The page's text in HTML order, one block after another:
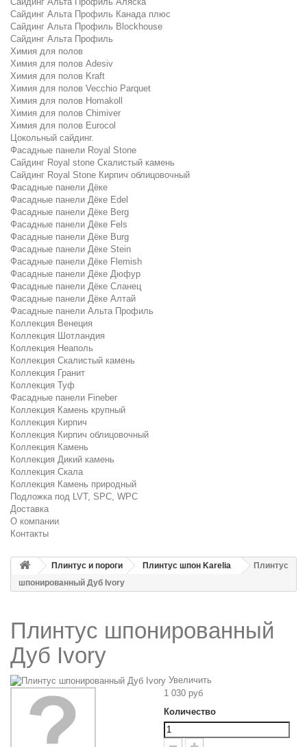
Сайдинг Альта Профиль Канада плюс
Сайдинг Альта Профиль Blockhouse
Сайдинг Альта Профиль
Химия для полов
Химия для полов Adesiv
Химия для полов Kraft
Химия для полов Vecchio Parquet
Химия для полов Homakoll
Химия для полов Chimiver
Химия для полов Eurocol
Цокольный сайдинг.
Фасадные панели Royal Stone
Сайдинг Royal stone Скалистый камень
Сайдинг Royal Stone Кирпич облицовочный
Фасадные панели Дёке
Фасадные панели Дёке Edel
Фасадные панели Дёке Berg
Фасадные панели Дёке Fels
Фасадные панели Дёке Burg
Фасадные панели Дёке Stein
Фасадные панели Дёке Flemish
Фасадные панели Дёке Дюфур
Фасадные панели Дёке Сланец
Фасадные панели Дёке Алтай
Фасадные панели Альта Профиль
Коллекция Венеция
Коллекция Шотландия
Коллекция Неаполь
Коллекция Скалистый камень
Коллекция Гранит
Коллекция Туф
Фасадные панели Fineber
Коллекция Камень крупный
Коллекция Кирпич
Коллекция Кирпич облицовочный
Коллекция Камень
Коллекция Дикий камень
Коллекция Скала
Коллекция Камень природный
Подложка под LVT, SPC, WPC
Доставка
О компании
Контакты
Плинтус и пороги Плинтус шпон Karelia
Плинтус
шпонированный Дуб Ivory
Плинтус шпонированный
Дуб Ivory
Увеличить
1 030 руб
Количество